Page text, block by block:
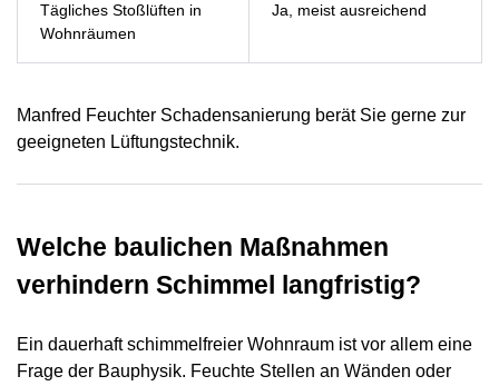
Tägliches Stoßlüften in
Wohnräumen
Ja, meist ausreichend
Manfred Feuchter Schadensanierung berät Sie gerne zur
geeigneten Lüftungstechnik.
Welche baulichen Maßnahmen
verhindern Schimmel langfristig?
Ein dauerhaft schimmelfreier Wohnraum ist vor allem eine
Frage der Bauphysik. Feuchte Stellen an Wänden oder